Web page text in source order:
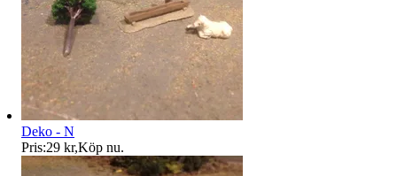
Deko - N
Pris:29 kr,Köp nu.